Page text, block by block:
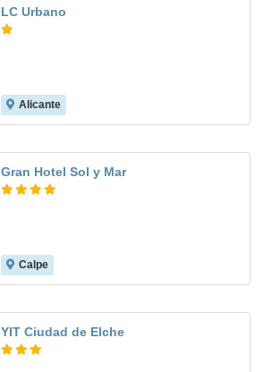
LC Urbano
Alicante
Gran Hotel Sol y Mar
Calpe
YIT Ciudad de Elche